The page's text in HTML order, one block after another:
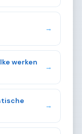
→
werken
→
→